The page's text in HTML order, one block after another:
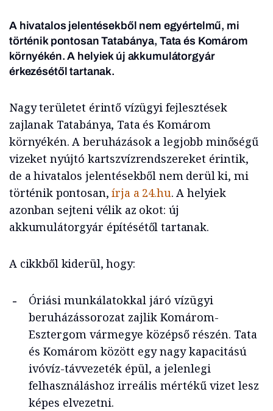
A hivatalos jelentésekből nem egyértelmű, mi
történik pontosan Tatabánya, Tata és Komárom
környékén. A helyiek új akkumulátorgyár
érkezésétől tartanak.
Nagy területet érintő vízügyi fejlesztések
zajlanak Tatabánya, Tata és Komárom
környékén. A beruházások a legjobb minőségű
vizeket nyújtó kartszvízrendszereket érintik,
de a hivatalos jelentésekből nem derül ki, mi
történik pontosan,írja a 24.hu. A helyiek
azonban sejteni vélik az okot: új
akkumulátorgyár építésétől tartanak.
A cikkből kiderül, hogy:
Óriási munkálatokkal járó vízügyi
beruházássorozat zajlik Komárom-
Esztergom vármegye középső részén. Tata
és Komárom között egy nagy kapacitású
ivóvíz-távvezeték épül, a jelenlegi
felhasználáshoz irreális mértékű vizet lesz
képes elvezetni.